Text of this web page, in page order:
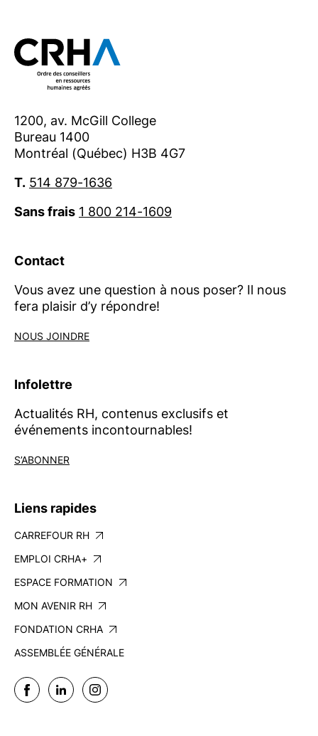
1200, av. McGill College
Bureau 1400
Montréal (Québec) H3B 4G7
T. 514 879-1636
Sans frais 1 800 214-1609
Contact
Vous avez une question à nous poser? Il nous
fera plaisir d’y répondre!
NOUS JOINDRE
Infolettre
Actualités RH, contenus exclusifs et
événements incontournables!
S’ABONNER
Liens rapides
CARREFOUR RH
EMPLOI CRHA+
ESPACE FORMATION
MON AVENIR RH
FONDATION CRHA
ASSEMBLÉE GÉNÉRALE